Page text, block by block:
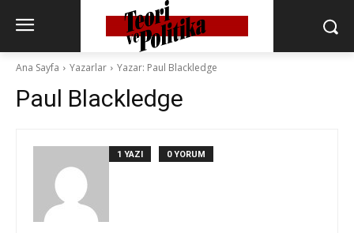
Ana Sayfa Yazarlar Yazar: Paul Blackledge
Paul Blackledge
1 YAZI 0 YORUM